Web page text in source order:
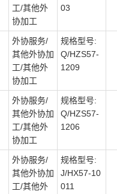
工/其他外
协加工
03
外协服务/
其他外协加
工/其他外
协加工
规格型号:
Q/HZS57-
1209
外协服务/
其他外协加
工/其他外
协加工
规格型号:
Q/HZS57-
1206
外协服务/
其他外协加
工/其他外
规格型号:
J/HX57-10
011